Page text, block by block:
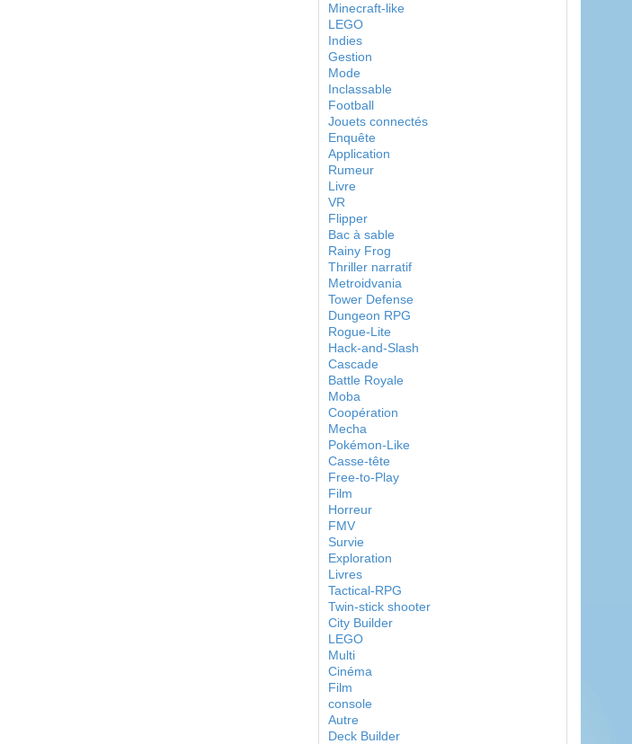
Minecraft-like
LEGO
Indies
Gestion
Mode
Inclassable
Football
Jouets connectés
Enquête
Application
Rumeur
Livre
VR
Flipper
Bac à sable
Rainy Frog
Thriller narratif
Metroidvania
Tower Defense
Dungeon RPG
Rogue-Lite
Hack-and-Slash
Cascade
Battle Royale
Moba
Coopération
Mecha
Pokémon-Like
Casse-tête
Free-to-Play
Film
Horreur
FMV
Survie
Exploration
Livres
Tactical-RPG
Twin-stick shooter
City Builder
LEGO
Multi
Cinéma
Film
console
Autre
Deck Builder